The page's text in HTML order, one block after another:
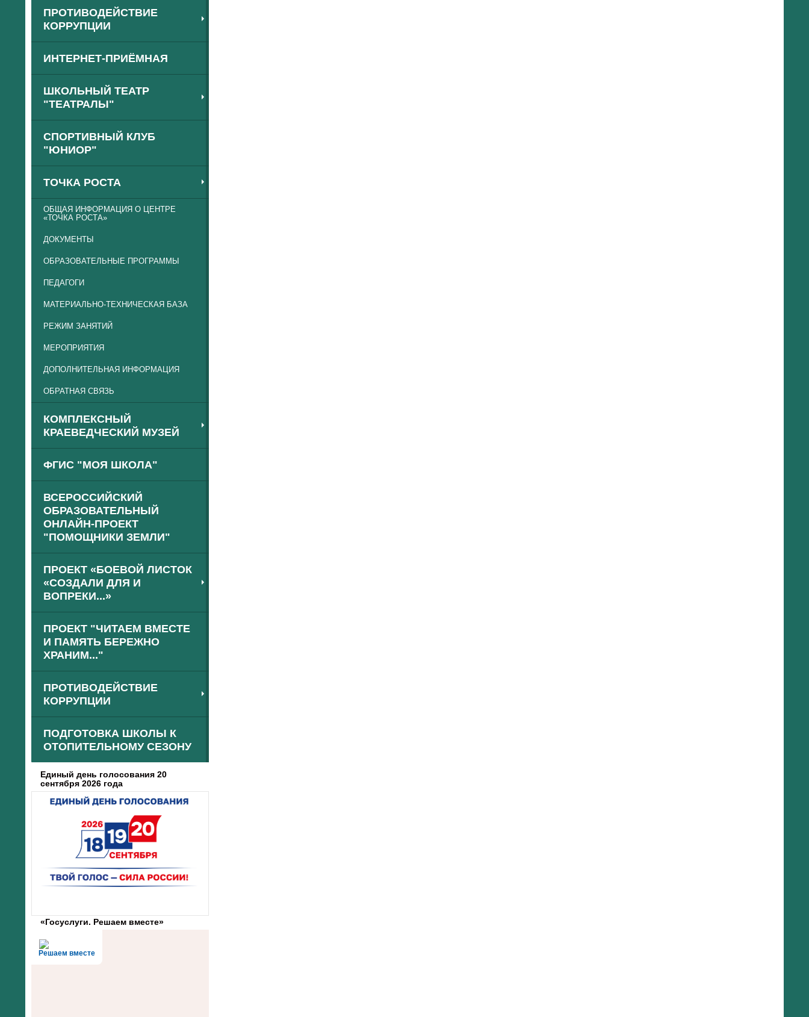
ПРОТИВОДЕЙСТВИЕ
КОРРУПЦИИ
ИНТЕРНЕТ-ПРИЁМНАЯ
ШКОЛЬНЫЙ ТЕАТР
"ТЕАТРАЛЫ"
СПОРТИВНЫЙ КЛУБ
"ЮНИОР"
ТОЧКА РОСТА
ОБЩАЯ ИНФОРМАЦИЯ О ЦЕНТРЕ
«ТОЧКА РОСТА»
ДОКУМЕНТЫ
ОБРАЗОВАТЕЛЬНЫЕ ПРОГРАММЫ
ПЕДАГОГИ
МАТЕРИАЛЬНО-ТЕХНИЧЕСКАЯ БАЗА
РЕЖИМ ЗАНЯТИЙ
МЕРОПРИЯТИЯ
ДОПОЛНИТЕЛЬНАЯ ИНФОРМАЦИЯ
ОБРАТНАЯ СВЯЗЬ
КОМПЛЕКСНЫЙ
КРАЕВЕДЧЕСКИЙ МУЗЕЙ
ФГИС "МОЯ ШКОЛА"
ВСЕРОССИЙСКИЙ
ОБРАЗОВАТЕЛЬНЫЙ
ОНЛАЙН-ПРОЕКТ
"ПОМОЩНИКИ ЗЕМЛИ"
ПРОЕКТ «БОЕВОЙ ЛИСТОК
«СОЗДАЛИ ДЛЯ И
ВОПРЕКИ...»
ПРОЕКТ "ЧИТАЕМ ВМЕСТЕ
И ПАМЯТЬ БЕРЕЖНО
ХРАНИМ..."
ПРОТИВОДЕЙСТВИЕ
КОРРУПЦИИ
ПОДГОТОВКА ШКОЛЫ К
ОТОПИТЕЛЬНОМУ СЕЗОНУ
Единый день голосования 20
сентября 2026 года
«Госуслуги. Решаем вместе»
Решаем вместе